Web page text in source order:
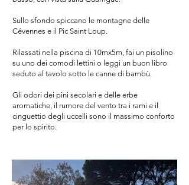
Sullo sfondo spiccano le montagne delle
Cévennes e il Pic Saint Loup.
Rilassati nella piscina di 10mx5m, fai un pisolino
su uno dei comodi lettini o leggi un buon libro
seduto al tavolo sotto le canne di bambù.
Gli odori dei pini secolari e delle erbe
aromatiche, il rumore del vento tra i rami e il
cinguettio degli uccelli sono il massimo conforto
per lo spirito.